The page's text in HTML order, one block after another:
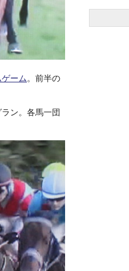
ーム 。前半の
ン。各馬一団